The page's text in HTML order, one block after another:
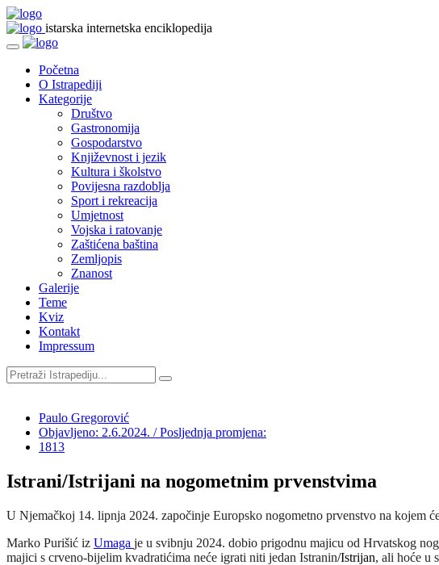
istarska internetska enciklopedija
Početna
O Istrapediji
Kategorije
Društvo
Gastronomija
Gospodarstvo
Književnost i jezik
Kultura i školstvo
Povijesna razdoblja
Sport i rekreacija
Umjetnost
Vojska i ratovanje
Zaštićena baština
Zemljopis
Znanost
Galerije
Teme
Kviz
Kontakt
Impressum
Paulo Gregorović
Objavljeno: 2.6.2024. / Posljednja promjena:
1813
Istrani/Istrijani na nogometnim prvenstvima
U Njemačkoj 14. lipnja 2024. započinje Europsko nogometno prvenstvo na kojem
Marko Purišić iz Umaga je u svibnju 2024. dobio prigodnu majicu od Hrvatskog
majici s crveno-bijelim kvadratićima neće igrati niti jedan Istranin/Istrijan, ali hoće u